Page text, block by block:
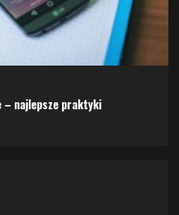
– najlepsze praktyki